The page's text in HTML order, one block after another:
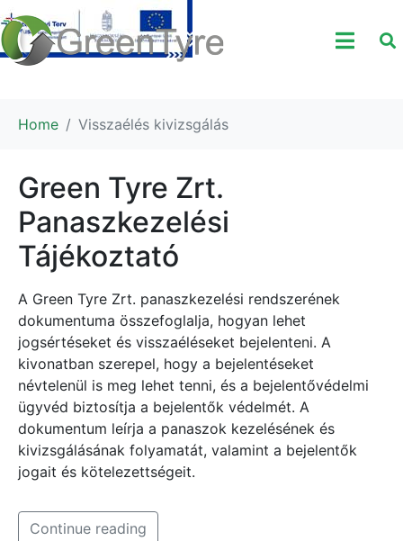
Home Visszaélés kivizsgálás
Green Tyre Zrt.
Panaszkezelési
Tájékoztató
A Green Tyre Zrt. panaszkezelési rendszerének
dokumentuma összefoglalja, hogyan lehet
jogsértéseket és visszaéléseket bejelenteni. A
kivonatban szerepel, hogy a bejelentéseket
névtelenül is meg lehet tenni, és a bejelentővédelmi
ügyvéd biztosítja a bejelentők védelmét. A
dokumentum leírja a panaszok kezelésének és
kivizsgálásának folyamatát, valamint a bejelentők
jogait és kötelezettségeit.
Continue reading